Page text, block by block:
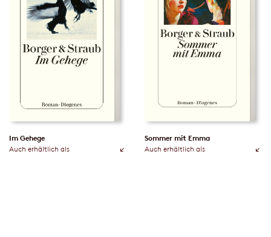
Im Gehege
Auch erhältlich als
Sommer mit Emma
Auch erhältlich als